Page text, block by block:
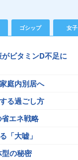
ゴシップ 女子
ビタミンD不足に
庭内別居へ
る過ごし方
エネ戦略
「大嘘」
の秘密